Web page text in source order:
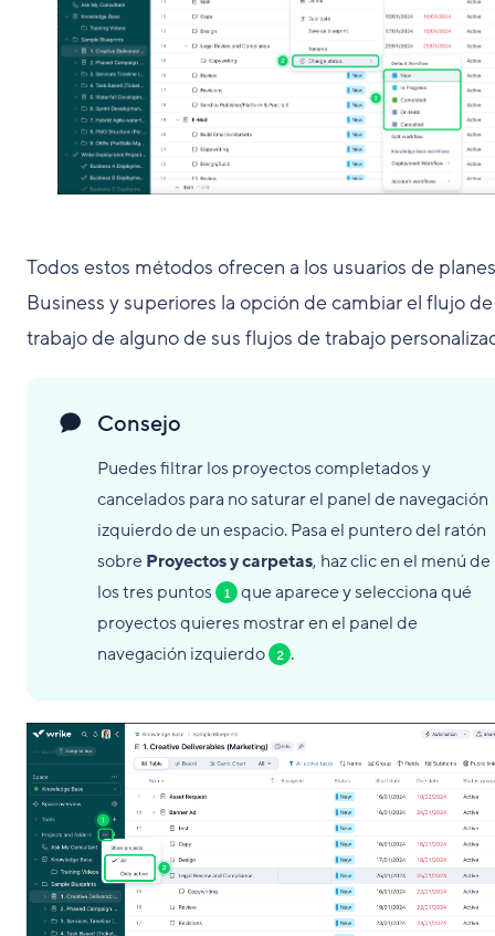
Todos estos métodos ofrecen a los usuarios de planes
Business y superiores la opción de cambiar el flujo de
trabajo de alguno de sus flujos de trabajo
Consejo
Puedesfiltrarlos proyectos completados y
cancelados para no saturar el panel de navegación
izquierdo de un espacio. Pasa el puntero del ratón
sobreProyectos y carpetas, haz clic en el menú de
los tres puntos
1 que aparece y selecciona qué
proyectos quieres mostrar en el panel de
navegación izquierdo
2 .